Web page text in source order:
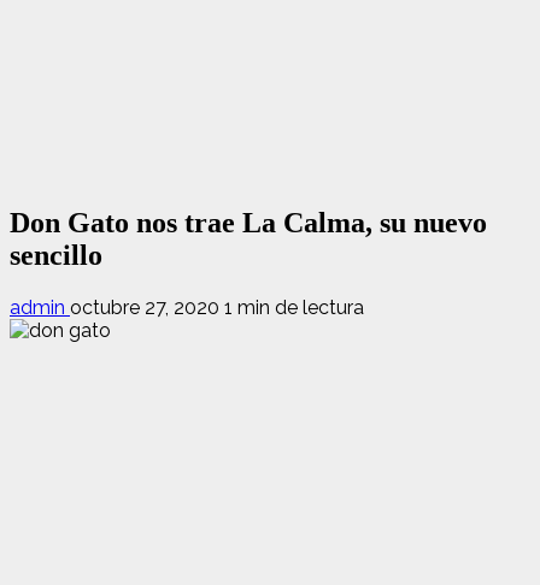
Don Gato nos trae La Calma, su nuevo
sencillo
admin octubre 27, 2020 1 min de lectura